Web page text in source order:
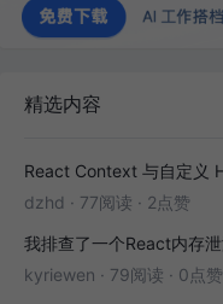
精选内容
dzhd · 77阅读 · 2点赞
kyriewen · 79阅读 · 0点赞